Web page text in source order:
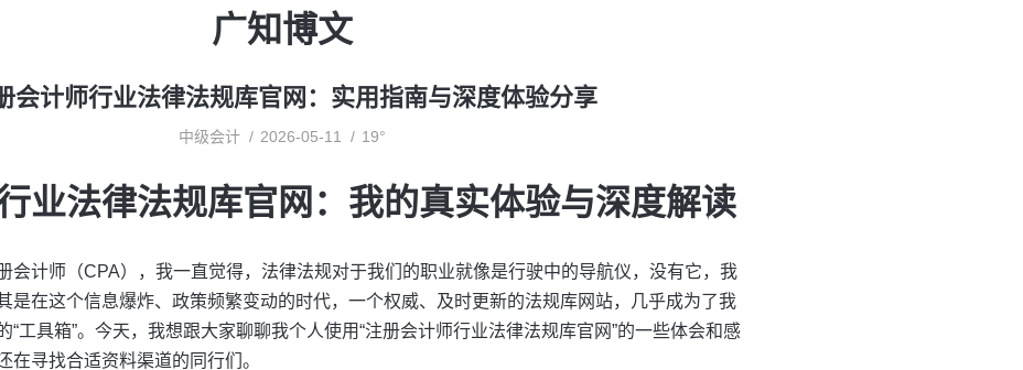
广知博文
会计师行业法律法规库官网：实用指南与深度体验分享
中级会计 2026-05-11 19°
业法律法规库官网：我的真实体验与深度解读
会计师（CPA），我一直觉得，法律法规对于我们的职业就像是行驶中的导航仪，没有它，我
是在这个信息爆炸、政策频繁变动的时代，一个权威、及时更新的法规库网站，几乎成为了我
“工具箱”。今天，我想跟大家聊聊我个人使用“注册会计师行业法律法规库官网”的一些体会和感
在寻找合适资料渠道的同行们。